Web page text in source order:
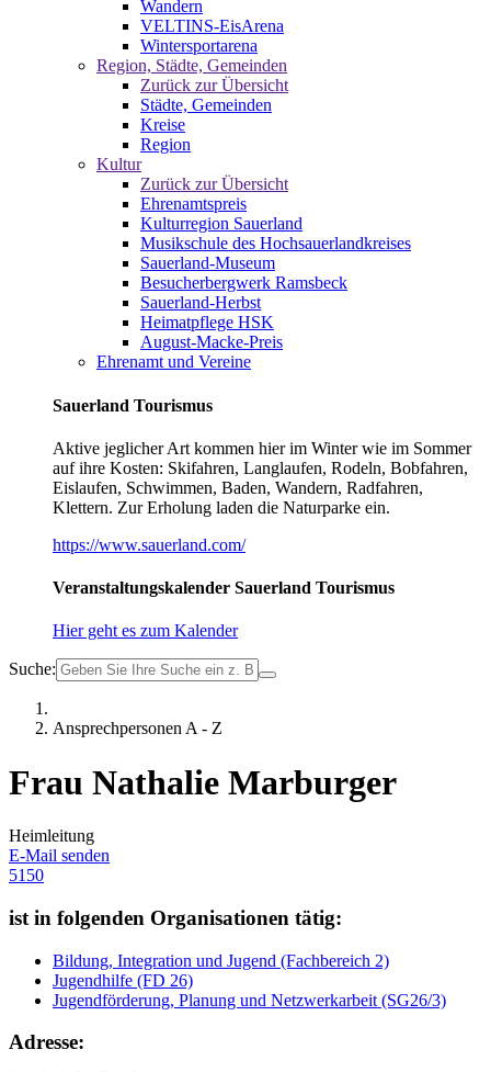
Wandern
VELTINS-EisArena
Wintersportarena
Region, Städte, Gemeinden
Zurück zur Übersicht
Städte, Gemeinden
Kreise
Region
Kultur
Zurück zur Übersicht
Ehrenamtspreis
Kulturregion Sauerland
Musikschule des Hochsauerlandkreises
Sauerland-Museum
Besucherbergwerk Ramsbeck
Sauerland-Herbst
Heimatpflege HSK
August-Macke-Preis
Ehrenamt und Vereine
Sauerland Tourismus
Aktive jeglicher Art kommen hier im Winter wie im Sommer
auf ihre Kosten: Skifahren, Langlaufen, Rodeln, Bobfahren,
Eislaufen, Schwimmen, Baden, Wandern, Radfahren,
Klettern. Zur Erholung laden die Naturparke ein.
https://www.sauerland.com/
Veranstaltungskalender Sauerland Tourismus
Hier geht es zum Kalender
Suche:
Ansprechpersonen A - Z
Frau Nathalie Marburger
Heimleitung
E-Mail senden
5150
ist in folgenden Organisationen tätig:
Bildung, Integration und Jugend (Fachbereich 2)
Jugendhilfe (FD 26)
Jugendförderung, Planung und Netzwerkarbeit (SG26/3)
Adresse: